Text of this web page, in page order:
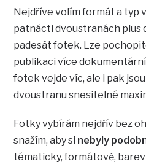
Nejdříve volím formát a typ
patnácti dvoustranách plus
padesát fotek. Lze
publikaci více
fotek vejde víc, ale i pak
dvoustranu snesitelné
Fotky vybírám nejdřív bez
snažím, aby si nebyly
tématicky, formátově,